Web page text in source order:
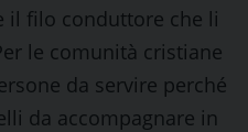
il filo conduttore che li
le comunità cristiane
da servire perché
da accompagnare in